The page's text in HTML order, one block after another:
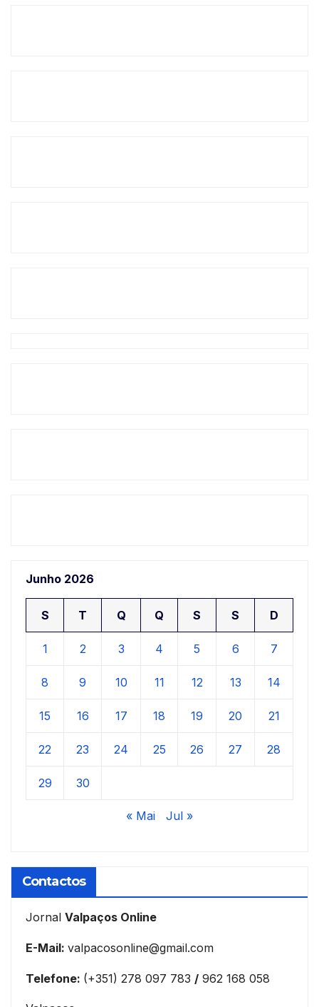
Junho 2026
S T Q Q S S D
1 2 3 4 5 6 7
8 9 10 11 12 13 14
15 16 17 18 19 20 21
22 23 24 25 26 27 28
29 30
« Mai Jul »
Contactos
Jornal Valpaços Online
E-Mail: valpacosonline@gmail.com
Telefone: (+351) 278 097 783 / 962 168 058